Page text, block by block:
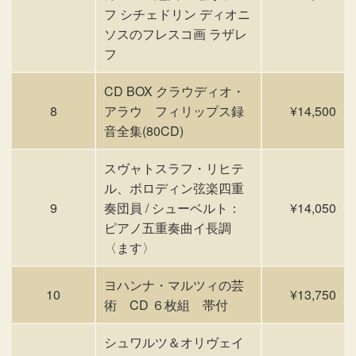
フ シチェドリン ディオニ
ソスのフレスコ画 ラザレ
フ
8
CD BOX クラウディオ・
アラウ フィリップス録
音全集(80CD)
¥14,500
9
スヴャトスラフ・リヒテ
ル、ボロディン弦楽四重
奏団員 / シューベルト：
ピアノ五重奏曲イ長調
〈ます〉
¥14,050
10
ヨハンナ・マルツィの芸
術 CD ６枚組 帯付
¥13,750
シュワルツ＆オリヴェイ